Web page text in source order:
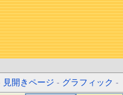
見開きページ - グラフィック -